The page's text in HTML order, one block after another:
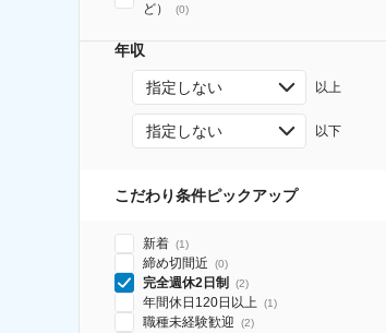
ど）
(0)
年収
指定しない 以上
指定しない 以下
こだわり条件ピックアップ
新着 (1)
締め切間近 (0)
完全週休2日制 (2)
年間休日120日以上 (1)
職種未経験歓迎 (2)